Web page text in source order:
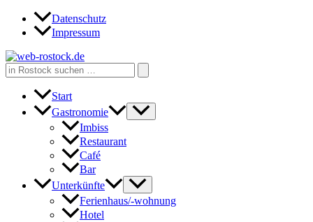
Zum
Inhalt
Datenschutz
Impressum
Search
for:
Start
Gastronomie
Imbiss
Restaurant
Café
Bar
Unterkünfte
Ferienhaus/-wohnung
Hotel